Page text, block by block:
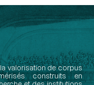
valorisation de corpus
construits en